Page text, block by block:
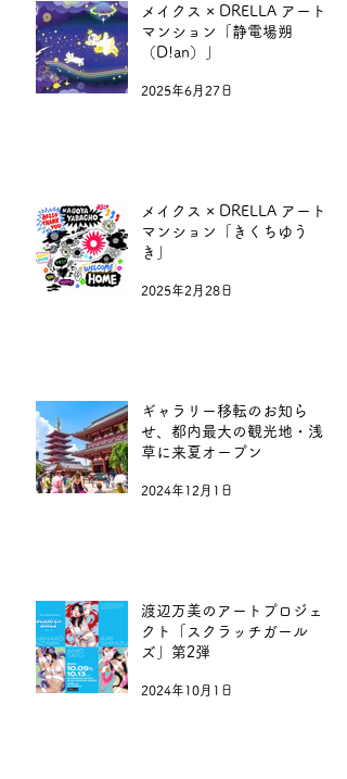
メイクス × DRELLA アート
マンション「静電場朔
（D!an）」
2025年6月27日
メイクス × DRELLA アート
マンション「きくちゆう
き」
2025年2月28日
ギャラリー移転のお知ら
せ、都内最大の観光地・浅
草に来夏オープン
2024年12月1日
渡辺万美のアートプロジェ
クト「スクラッチガール
ズ」第2弾
2024年10月1日